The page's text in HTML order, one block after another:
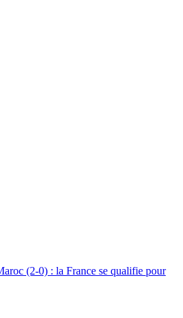
(2-0) : la France se qualifie pour